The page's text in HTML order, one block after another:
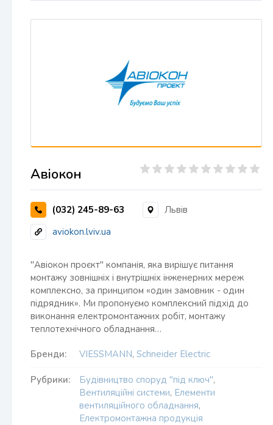
Авіокон
(032) 245-89-63
Львів
aviokon.lviv.ua
"Авіокон проєкт" компанія, яка вирішує питання
монтажу зовнішніх і внутрішніх інженерних мереж
комплексно, за принципом «один замовник - один
підрядник». Ми пропонуємо комплексний підхід до
виконання електромонтажних робіт, монтажу
теплотехнічного обладнання…
Бренди: VIESSMANN, Schneider Electric
Рубрики: Будівництво споруд "під ключ",
Вентиляційні системи, Елементи
вентиляційного обладнання,
Електромонтажна продукція